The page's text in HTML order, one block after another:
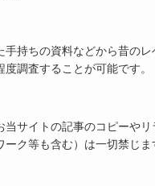
手持ちの資料などから昔の
度調査することが可能です。
当サイトの記事のコピーやリ
ーク等も含む）は一切禁じま